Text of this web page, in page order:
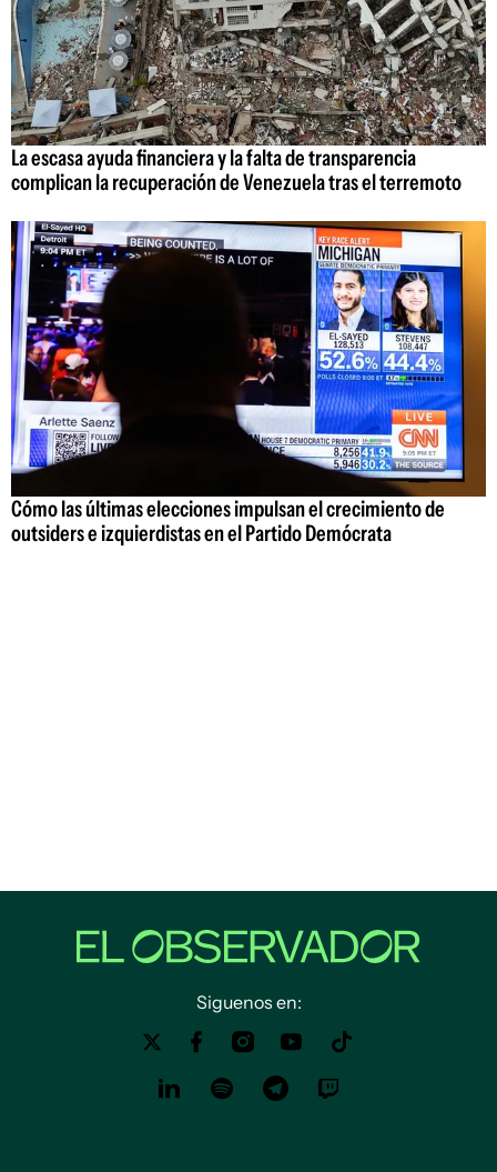
La escasa ayuda financiera y la falta de transparencia
complican la recuperación de Venezuela tras el terremoto
Cómo las últimas elecciones impulsan el crecimiento de
outsiders e izquierdistas en el Partido Demócrata
Siguenos en: